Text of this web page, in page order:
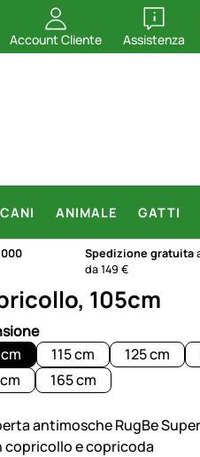
Account Cliente Assistenza
apri
CANI ANIMALE GATTI
Spedizione gratuita
da 149 €
105cm
115 cm 125 cm
165 cm
antimosche RugBe
copricollo e copricoda